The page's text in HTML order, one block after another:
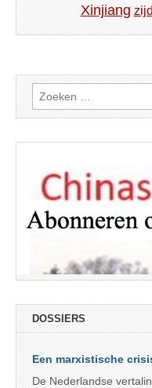
Xinjiang
Zoeken
naar:
DOSSIERS
Een marxistische
De Nederlandse